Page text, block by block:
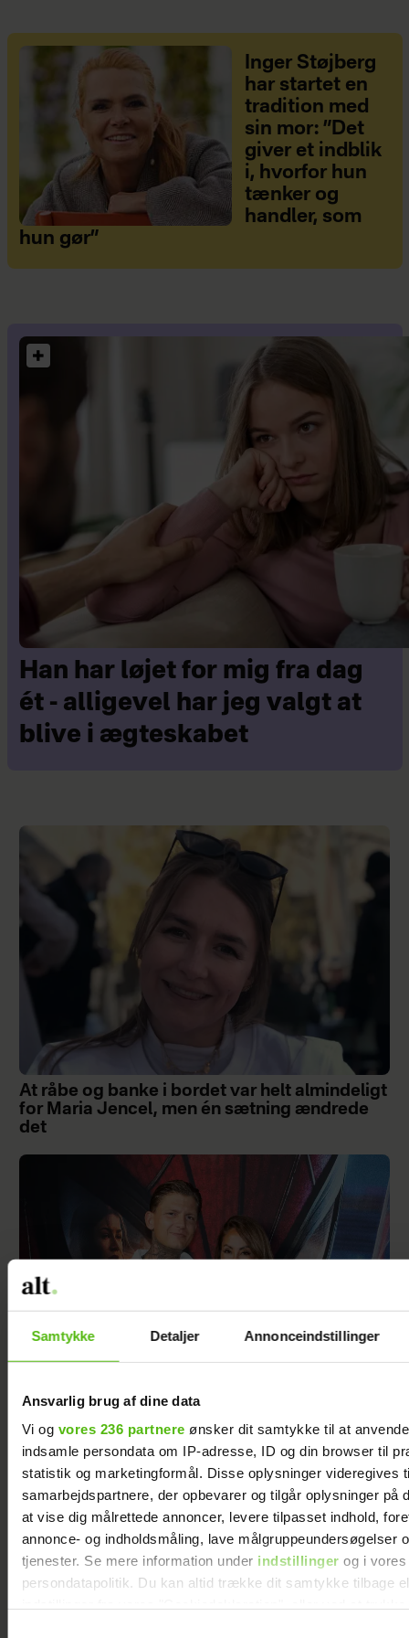
Samtykke Detaljer Annonceindstillinger
Ansvarlig brug af dine data
Vi og vores 236 partnere ønsker dit samtykke til at
indsamle persondata om IP-adresse, ID og din browser til
statistik og marketingformål. Disse oplysninger videregives
samarbejdspartnere, der opbevarer og tilgår oplysninger på
at vise dig målrettede annoncer, levere tilpasset indhold,
annonce- og indholdsmåling, lave målgruppeundersøgelser
tjenester. Se mere information under indstillinger og i vores
persondatapolitik. Du kan altid trække dit samtykke tilbage
Inger Støjberg
har startet en
tradition med
sin mor: ”Det
giver et indblik
i, hvorfor hun
tænker og
handler, som
hun gør”
Han har løjet for mig fra dag
ét - alligevel har jeg valgt at
blive i ægteskabet
At råbe og banke i bordet var helt almindeligt
for Maria Jencel, men én sætning ændrede
det
Efter lang pause: Nu bryder Jackie Navarro
tavsheden med stor afsløring